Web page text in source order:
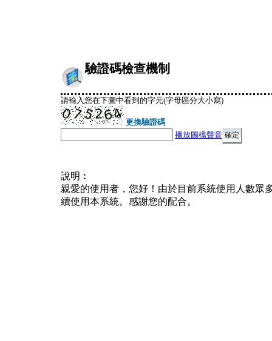
驗證碼檢查機制
請輸入您在下圖中看到的字元(字母區分大小寫)
更換驗證碼
播放圖檔聲音
說明︰
親愛的使用者，您好！由於目前系統使用人數眾
續使用本系統。感謝您的配合。